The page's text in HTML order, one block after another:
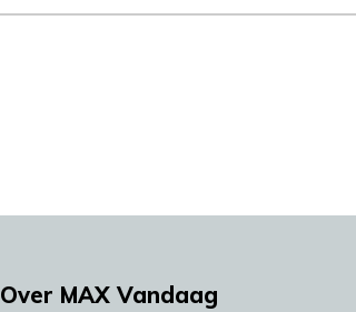
Over MAX Vandaag